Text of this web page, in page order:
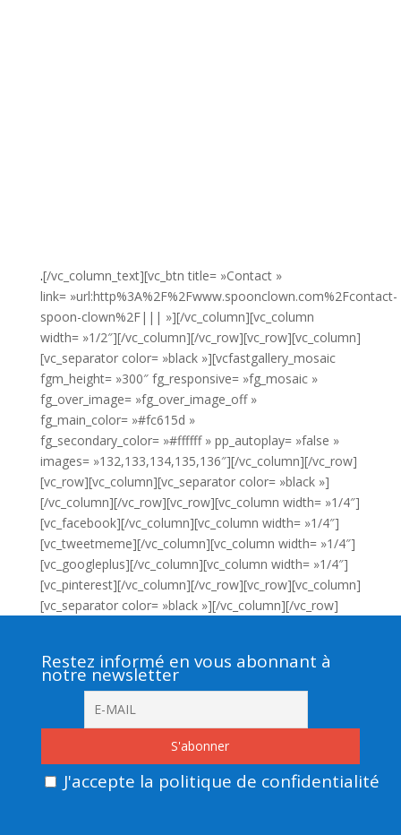
.[/vc_column_text][vc_btn title= »Contact »
link= »url:http%3A%2F%2Fwww.spoonclown.com%2Fcontact-
spoon-clown%2F||| »][/vc_column][vc_column
width= »1/2″][/vc_column][/vc_row][vc_row][vc_column]
[vc_separator color= »black »][vcfastgallery_mosaic
fgm_height= »300″ fg_responsive= »fg_mosaic »
fg_over_image= »fg_over_image_off »
fg_main_color= »#fc615d »
fg_secondary_color= »#ffffff » pp_autoplay= »false »
images= »132,133,134,135,136″][/vc_column][/vc_row]
[vc_row][vc_column][vc_separator color= »black »]
[/vc_column][/vc_row][vc_row][vc_column width= »1/4″]
[vc_facebook][/vc_column][vc_column width= »1/4″]
[vc_tweetmeme][/vc_column][vc_column width= »1/4″]
[vc_googleplus][/vc_column][vc_column width= »1/4″]
[vc_pinterest][/vc_column][/vc_row][vc_row][vc_column]
[vc_separator color= »black »][/vc_column][/vc_row]
Restez informé en vous abonnant à
notre newsletter
J'accepte la politique de confidentialité